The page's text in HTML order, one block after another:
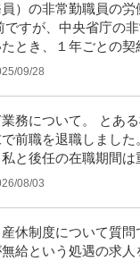
現年収保障／WLB
ンサルティング
交通費支給 昇給あり
万円
ンサルティング 【国家公
この条件
）の非常勤職員の労
ですが、中央省庁の
とき、１年ごとの契
09/28
務について。 とあ
前職を退職しました
と後任の在職期間は
08/03
休制度について質
給という処遇の求人